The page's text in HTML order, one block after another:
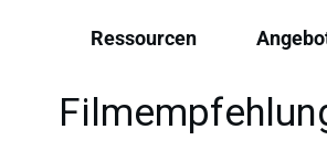
Ressourcen